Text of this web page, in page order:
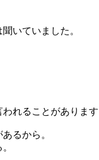
いていました。
れることがありま
るから。